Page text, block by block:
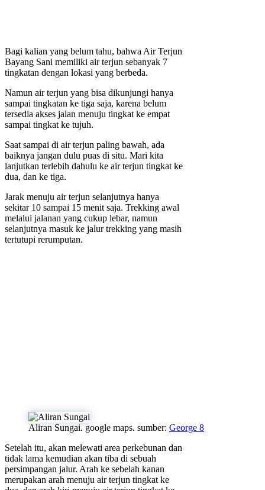
Bagi kalian yang belum tahu, bahwa Air Terjun
Bayang Sani memiliki air terjun sebanyak 7
tingkatan dengan lokasi yang berbeda.
Namun air terjun yang bisa dikunjungi hanya
sampai tingkatan ke tiga saja, karena belum
tersedia akses jalan menuju tingkat ke empat
sampai tingkat ke tujuh.
Saat sampai di air terjun paling bawah, ada
baiknya jangan dulu puas di situ. Mari kita
lanjutkan terlebih dahulu ke air terjun tingkat ke
dua, dan ke tiga.
Jarak menuju air terjun selanjutnya hanya
sekitar 10 sampai 15 menit saja. Trekking awal
melalui jalanan yang cukup lebar, namun
selanjutnya masuk ke jalur trekking yang masih
tertutupi rerumputan.
Aliran Sungai. google maps. sumber: George 8
Setelah itu, akan melewati area perkebunan dan
tidak lama kemudian akan tiba di sebuah
persimpangan jalur. Arah ke sebelah kanan
merupakan arah menuju air terjun tingkat ke